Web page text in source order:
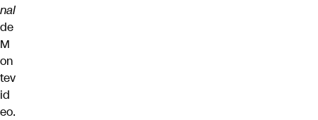
nal
de
M
on
tev
id
eo.